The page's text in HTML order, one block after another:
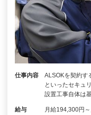
仕事内容
ALSOKを契約す
といったセキュ
設置工事自体は
給与
月給194,300円